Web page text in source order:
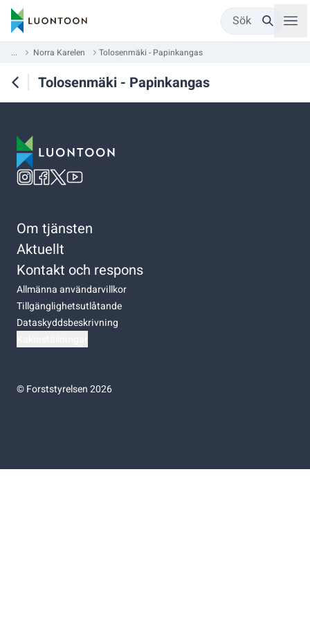
Sök
... Norra Karelen Tolosenmäki - Papinkangas
Tolosenmäki - Papinkangas
Om tjänsten
Aktuellt
Kontakt och respons
Allmänna användarvillkor
Tillgänglighetsutlåtande
Dataskyddsbeskrivning
©Forststyrelsen 2026